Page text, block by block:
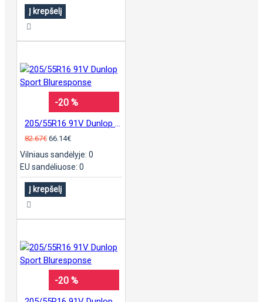
Į krepšelį
-20 %
82.67€ 66.14€
Vilniaus sandėlyje: 0
EU sandėliuose: 0
Į krepšelį
-20 %